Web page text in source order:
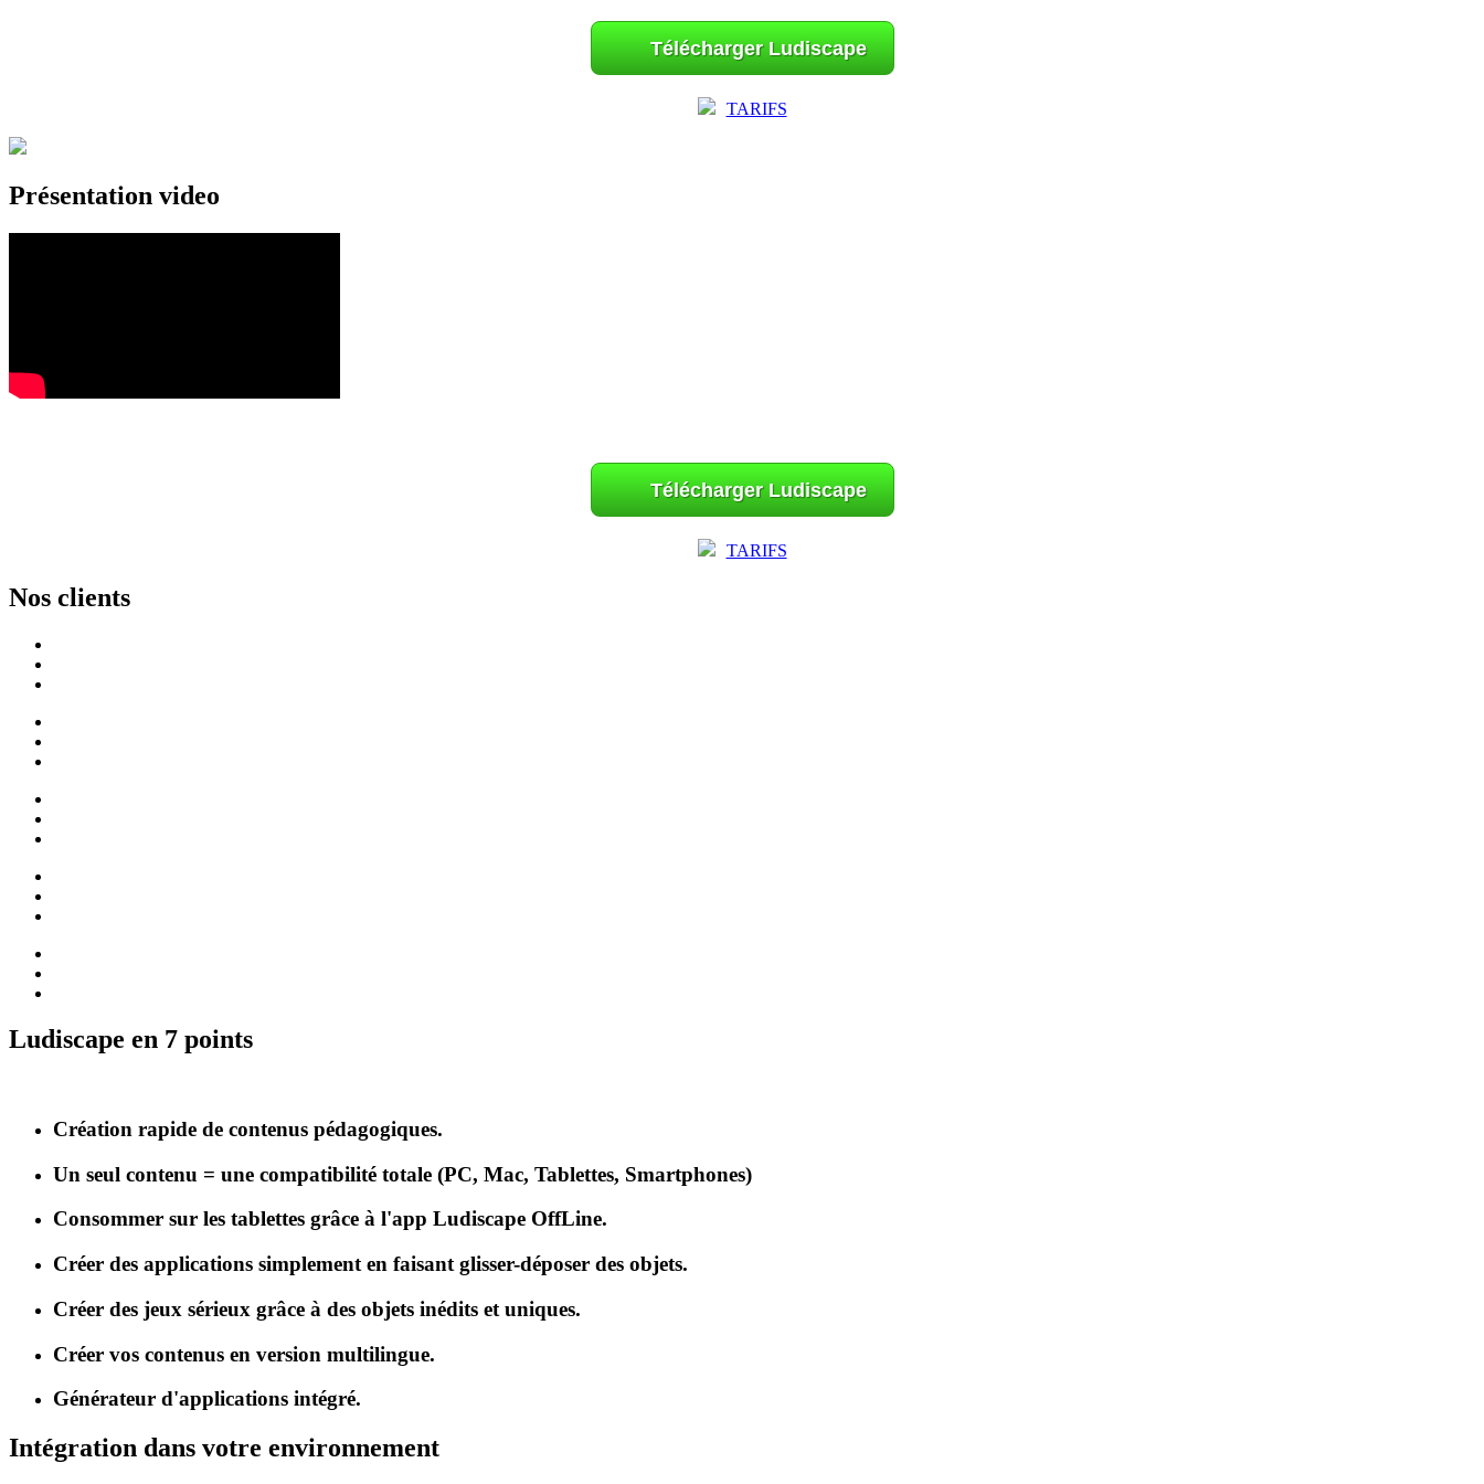
Télécharger Ludiscape
TARIFS
Présentation video
Télécharger Ludiscape
TARIFS
Nos clients
Ludiscape en 7 points
Création rapide de contenus pédagogiques.
Un seul contenu = une compatibilité totale (PC, Mac, Tablettes, Smartphones)
Consommer sur les tablettes grâce à l'app Ludiscape OffLine.
Créer des applications simplement en faisant glisser-déposer des objets.
Créer des jeux sérieux grâce à des objets inédits et uniques.
Créer vos contenus en version multilingue.
Générateur d'applications intégré.
Intégration dans votre environnement